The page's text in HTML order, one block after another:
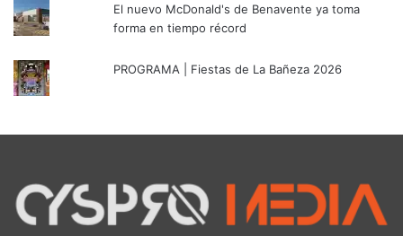
El nuevo McDonald's de Benavente ya toma
forma en tiempo récord
PROGRAMA | Fiestas de La Bañeza 2026